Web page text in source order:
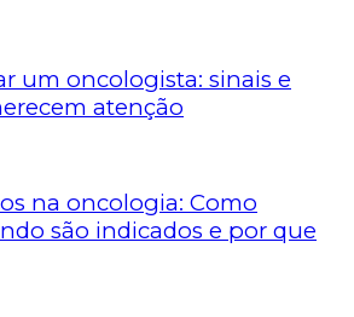
um oncologista: sinais e
atenção
na oncologia: Como
são indicados e por que